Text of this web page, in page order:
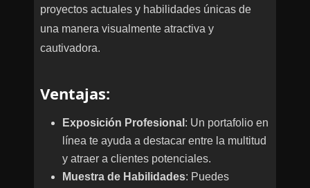
proyectos actuales y habilidades únicas de
una manera visualmente atractiva y
cautivadora.
Ventajas:
Exposición Profesional : Un portafolio en
línea te ayuda a destacar entre la multitud
y atraer a clientes potenciales.
Muestra de Habilidades: Puedes